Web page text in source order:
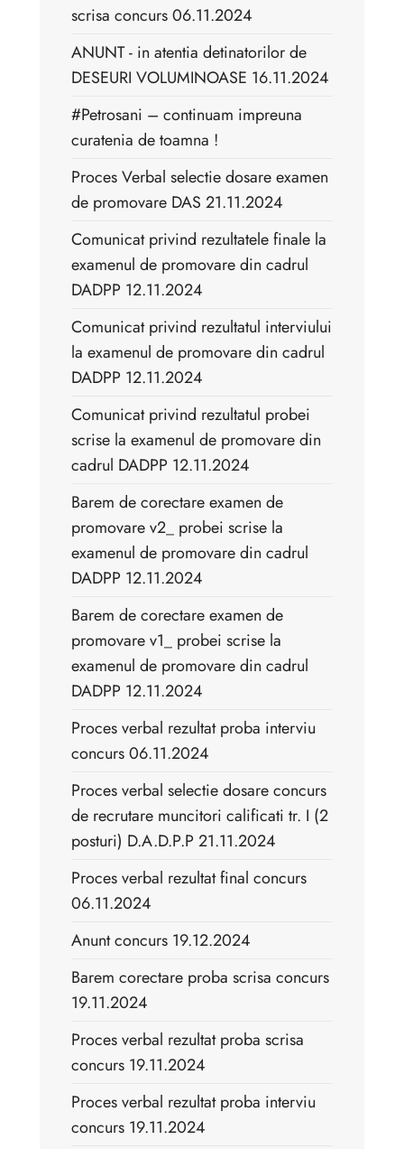
scrisa concurs 06.11.2024
ANUNT - in atentia detinatorilor de
DESEURI VOLUMINOASE 16.11.2024
#Petrosani – continuam impreuna
curatenia de toamna !
Proces Verbal selectie dosare examen
de promovare DAS 21.11.2024
Comunicat privind rezultatele finale la
examenul de promovare din cadrul
DADPP 12.11.2024
Comunicat privind rezultatul interviului
la examenul de promovare din cadrul
DADPP 12.11.2024
Comunicat privind rezultatul probei
scrise la examenul de promovare din
cadrul DADPP 12.11.2024
Barem de corectare examen de
promovare v2_ probei scrise la
examenul de promovare din cadrul
DADPP 12.11.2024
Barem de corectare examen de
promovare v1_ probei scrise la
examenul de promovare din cadrul
DADPP 12.11.2024
Proces verbal rezultat proba interviu
concurs 06.11.2024
Proces verbal selectie dosare concurs
de recrutare muncitori calificati tr. I (2
posturi) D.A.D.P.P 21.11.2024
Proces verbal rezultat final concurs
06.11.2024
Anunt concurs 19.12.2024
Barem corectare proba scrisa concurs
19.11.2024
Proces verbal rezultat proba scrisa
concurs 19.11.2024
Proces verbal rezultat proba interviu
concurs 19.11.2024